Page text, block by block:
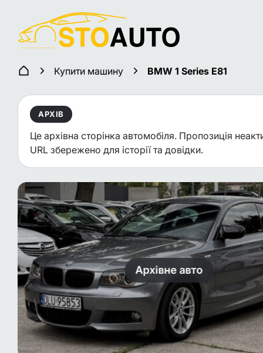
Купити машину BMW 1 Series E81
АРХІВ
Це архівна сторінка автомобіля. Пропозиція
URL збережено для історії та довідки.
Архівне авто